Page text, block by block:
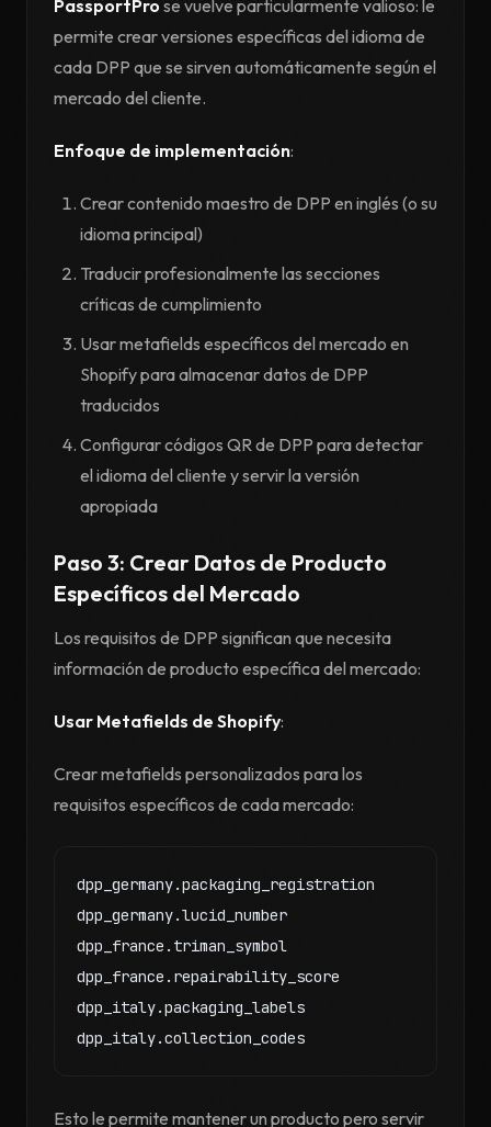
PassportPro se vuelve particularmente valioso: le
permite crear versiones específicas del idioma de
cada DPP que se sirven automáticamente según el
mercado del cliente.
Enfoque de implementación:
Crear contenido maestro de DPP en inglés (o su
idioma principal)
Traducir profesionalmente las secciones
críticas de cumplimiento
Usar metafields específicos del mercado en
Shopify para almacenar datos de DPP
traducidos
Configurar códigos QR de DPP para detectar
el idioma del cliente y servir la versión
apropiada
Paso 3: Crear Datos de Producto
Específicos del Mercado
Los requisitos de DPP significan que necesita
información de producto específica del mercado:
Usar Metafields de Shopify:
Crear metafields personalizados para los
requisitos específicos de cada mercado:
dpp_germany.packaging_registration
dpp_germany.lucid_number
dpp_france.triman_symbol
dpp_france.repairability_score
dpp_italy.packaging_labels
Esto le permite mantener un producto pero servir